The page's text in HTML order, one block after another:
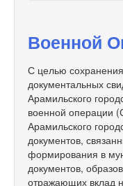
Военной
С целью
документальных
Арамильского
военной операции
Арамильского
документов,
формирования в
документов,
отражающих вклад